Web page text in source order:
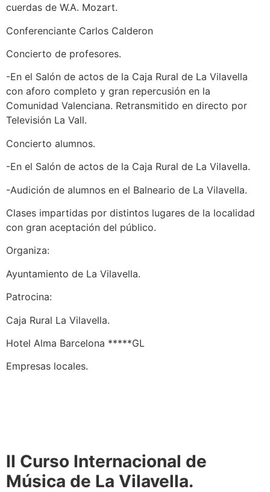
cuerdas de W.A. Mozart.
Conferenciante Carlos Calderon
Concierto de profesores.
-En el Salón de actos de la Caja Rural de La Vilavella
con aforo completo y gran repercusión en la
Comunidad Valenciana. Retransmitido en directo por
Televisión La Vall.
Concierto alumnos.
-En el Salón de actos de la Caja Rural de La Vilavella.
-Audición de alumnos en el Balneario de La Vilavella.
Clases impartidas por distintos lugares de la localidad
con gran aceptación del público.
Organiza:
Ayuntamiento de La Vilavella.
Patrocina:
Caja Rural La Vilavella.
Hotel Alma Barcelona *****GL
Empresas locales.
II Curso Internacional de
Música de La Vilavella.